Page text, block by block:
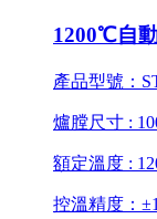
1200℃自
產品型號：
爐膛尺寸 :
額定溫度 :
控溫精度：